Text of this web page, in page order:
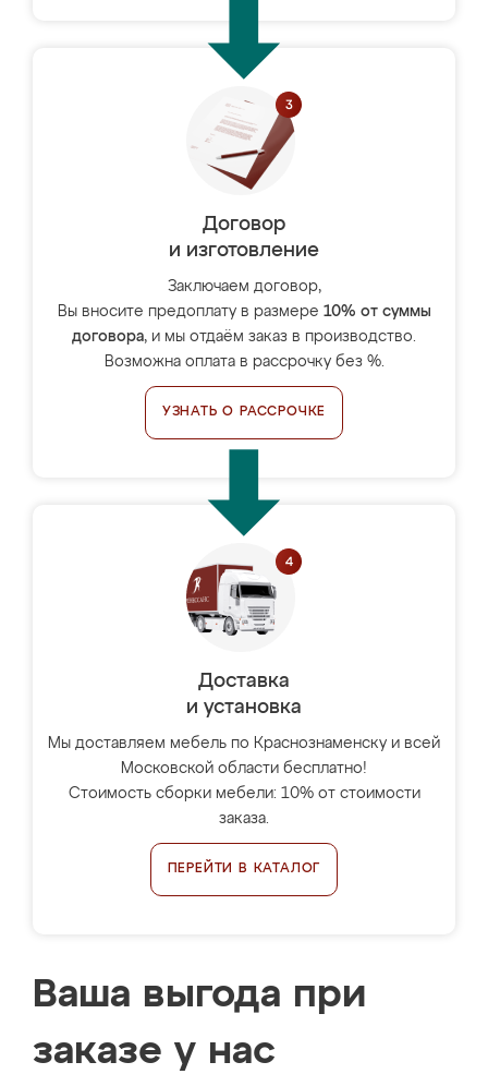
Договор
и изготовление
Заключаем договор,
Вы вносите предоплату в размере 10% от суммы
договора, и мы отдаём заказ в производство.
Возможна оплата в рассрочку без %.
УЗНАТЬ О РАССРОЧКЕ
Доставка
и установка
Мы доставляем мебель по Краснознаменску и всей
Московской области бесплатно!
Стоимость сборки мебели: 10% от стоимости
заказа.
ПЕРЕЙТИ В КАТАЛОГ
Ваша выгода при
заказе у нас